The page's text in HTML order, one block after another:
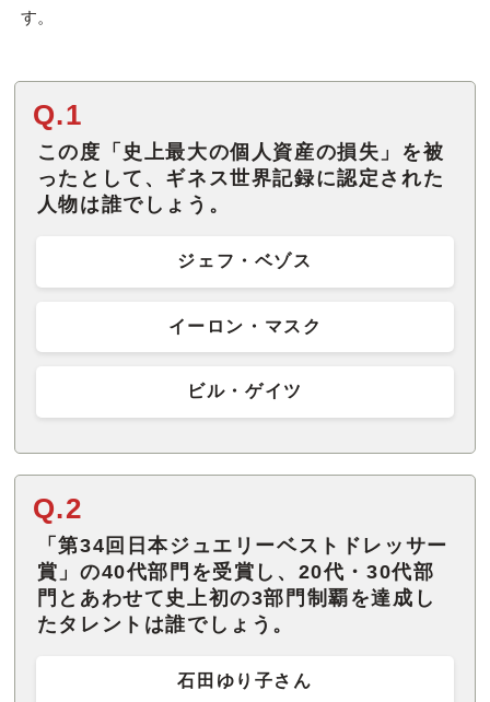
す。
Q.1
この度「史上最大の個人資産の損失」を被
ったとして、ギネス世界記録に認定された
人物は誰でしょう。
ジェフ・ベゾス
イーロン・マスク
ビル・ゲイツ
Q.2
「第34回日本ジュエリーベストドレッサー
賞」の40代部門を受賞し、20代・30代部
門とあわせて史上初の3部門制覇を達成し
たタレントは誰でしょう。
石田ゆり子さん